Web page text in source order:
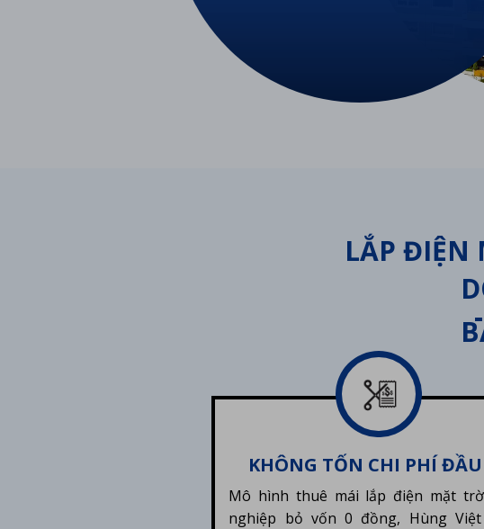
LẮP ĐIỆN
KHÔNG TỐN CHI PHÍ
Mô hình thuê mái lắp điện mặt
nghiệp bỏ vốn 0 đồng, Hùng